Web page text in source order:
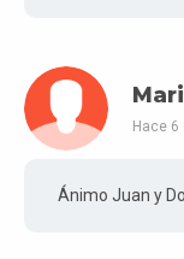
Hace 6
Ánimo Juan y